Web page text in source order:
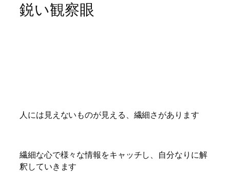
鋭い観察眼
人には見えないものが見える、繊細さがあります
繊細な心で様々な情報をキャッチし、自分なりに解
釈していきます